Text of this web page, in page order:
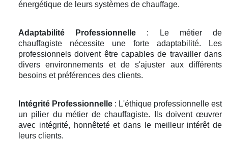
énergétique de leurs systèmes de chauffage.
Adaptabilité Professionnelle : Le métier de
chauffagiste nécessite une forte adaptabilité. Les
professionnels doivent être capables de travailler dans
divers environnements et de s'ajuster aux différents
besoins et préférences des clients.
Intégrité Professionnelle : L'éthique professionnelle est
un pilier du métier de chauffagiste. Ils doivent œuvrer
avec intégrité, honnêteté et dans le meilleur intérêt de
leurs clients.